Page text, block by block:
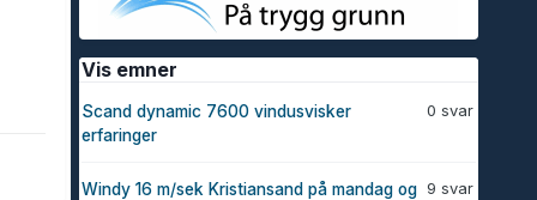
Vis emner
0 svar
Scand dynamic 7600 vindusvisker
erfaringer
9 svar
Windy 16 m/sek Kristiansand på mandag og